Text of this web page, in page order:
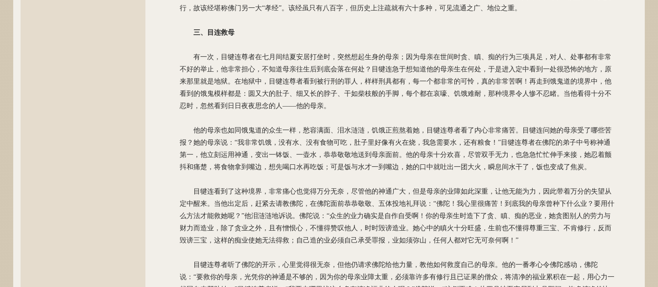
行，故该经堪称佛门另一大“孝经”。该经虽只有八百字，但历史上注疏就有六十多种，可见流通之广、地位之重。
三、目连救母
有一次，目犍连尊者在七月间结夏安居打坐时，突然想起生身的母亲；因为母亲在世间时贪、瞋、痴的行为三项具足，对人、处事都有非常
不好的举止，他非常担心，不知道母亲往生后到底会落在何处？目犍连急于想知道他的母亲生在何处，于是进入定中看到一处很恐怖的地方，原
来那里就是地狱。在地狱中，目犍连尊者看到被行刑的罪人，样样刑具都有，每一个都非常的可怜，真的非常苦啊！再走到饿鬼道的境界中，他
看到的饿鬼模样都是：圆又大的肚子、细又长的脖子、干如柴枝般的手脚，每个都在哀嚎、饥饿难耐，那种境界令人惨不忍睹。当他看得十分不
忍时，忽然看到日日夜夜思念的人——他的母亲。
他的母亲也如同饿鬼道的众生一样，愁容满面、泪水涟涟，饥饿正煎熬着她，目犍连尊者看了内心非常痛苦。目犍连问她的母亲受了哪些苦
报？她的母亲说：“我非常饥饿，没有水、没有食物可吃，肚子里好像有火在烧，我急需要水，还有粮食！”目犍连尊者在佛陀的弟子中号称神通
第一，他立刻运用神通，变出一钵饭、一壶水，恭恭敬敬地送到母亲面前。他的母亲十分欢喜，尽管双手无力，也急急忙忙伸手来接，她忍着颤
抖和痛楚，将食物拿到嘴边，想先喝口水再吃饭；可是饭与水才一到嘴边，她的口中就吐出一团大火，瞬息间水干了，饭也变成了焦炭。
目犍连看到了这种境界，非常痛心也觉得万分无奈，尽管他的神通广大，但是母亲的业障如此深重，让他无能为力，因此带着万分的失望从
定中醒来。当他出定后，赶紧去请教佛陀，在佛陀面前恭恭敬敬、五体投地礼拜说：“佛陀！我心里很痛苦！到底我的母亲曾种下什么业？要用什
么方法才能救她呢？”他泪涟涟地诉说。佛陀说：“众生的业力确实是自作自受啊！你的母亲生时造下了贪、瞋、痴的恶业，她贪图别人的劳力与
财力而造业，除了贪业之外，且有憎恨心，不懂得赞叹他人，时时毁谤造业。她心中的瞋火十分旺盛，生前也不懂得尊重三宝、不肯修行，反而
毁谤三宝，这样的痴业使她无法得救；自己造的业必须自己承受罪报，业如须弥山，任何人都对它无可奈何啊！”
目犍连尊者听了佛陀的开示，心里觉得很无奈，但他仍请求佛陀给他力量，教他如何救度自己的母亲。他的一番孝心令佛陀感动，佛陀
说：“要救你的母亲，光凭你的神通是不够的，因为你的母亲业障太重，必须靠许多有修行且已证果的僧众，将清净的福业累积在一起，用心力一